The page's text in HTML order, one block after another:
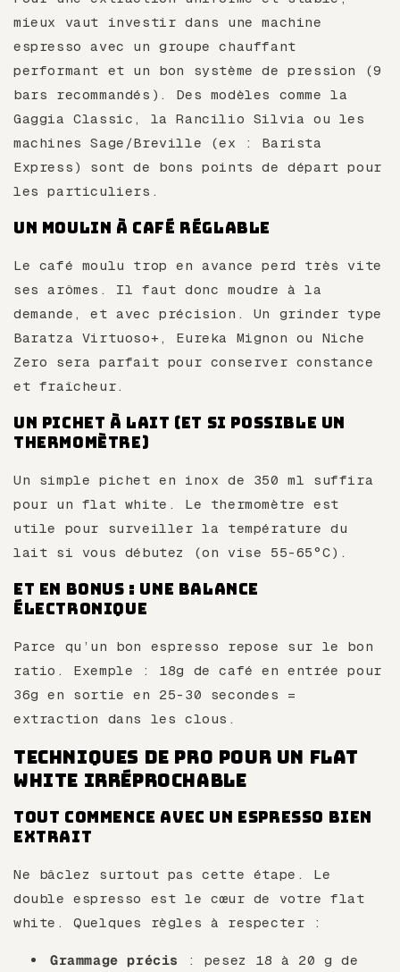
mieux vaut investir dans une machine
espresso avec un groupe chauffant
performant et un bon système de pression (9
bars recommandés). Des modèles comme la
Gaggia Classic, la Rancilio Silvia ou les
machines Sage/Breville (ex : Barista
Express) sont de bons points de départ pour
les particuliers.
Un moulin à café réglable
Le café moulu trop en avance perd très vite
ses arômes. Il faut donc moudre à la
demande, et avec précision. Un grinder type
Baratza Virtuoso+, Eureka Mignon ou Niche
Zero sera parfait pour conserver constance
et fraîcheur.
Un pichet à lait (et si possible un
thermomètre)
Un simple pichet en inox de 350 ml suffira
pour un flat white. Le thermomètre est
utile pour surveiller la température du
lait si vous débutez (on vise 55-65°C).
Et en bonus : une balance
électronique
Parce qu’un bon espresso repose sur le bon
ratio. Exemple : 18g de café en entrée pour
36g en sortie en 25-30 secondes =
extraction dans les clous.
Techniques de pro pour un flat
white irréprochable
Tout commence avec un espresso bien
extrait
Ne bâclez surtout pas cette étape. Le
double espresso est le cœur de votre flat
white. Quelques règles à respecter :
Grammage précis
: pesez 18 à 20 g de